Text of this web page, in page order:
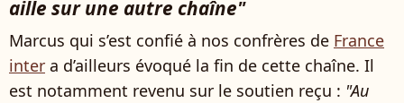
aille sur une autre chaîne"
Marcus qui s’est confié à nos confrères de France
inter a d’ailleurs évoqué la fin de cette chaîne. Il
est notamment revenu sur le soutien reçu : "Au